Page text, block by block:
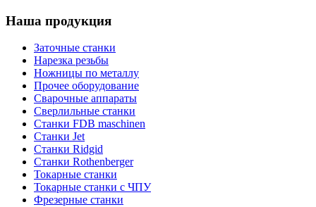
Наша продукция
Заточные станки
Нарезка резьбы
Ножницы по металлу
Прочее оборудование
Сварочные аппараты
Сверлильные станки
Станки FDB maschinen
Станки Jet
Станки Ridgid
Станки Rothenberger
Токарные станки
Токарные станки с ЧПУ
Фрезерные станки